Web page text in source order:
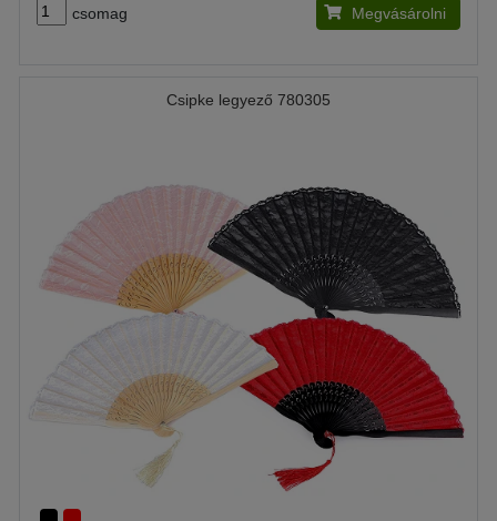
csomag Megvásárolni
Csipke legyező 780305